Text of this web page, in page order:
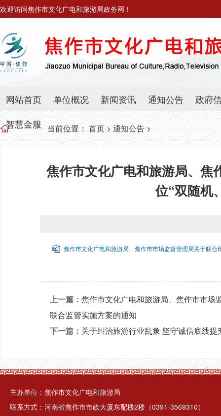
欢迎访问焦作市文化广电和旅游局政务网！
网站首页 单位概况 新闻资讯 通知公告
政府
智慧金服
当前位置： 首页> 通知公告 >
焦作市文化广电和旅游局、焦
位“双随机
焦作市文化广电和旅游局、焦作市市场监督管理局关于联
上一篇： 焦作市文化广电和旅游局、焦作市市场
联合监管实施方案的通知
下一篇： 关于纠治旅游行业乱象 坚守诚信底线
主办单位：焦作市文化广电和旅游局
联系方式：河南省焦作市市政大厦东配楼2楼（0391-3569310）